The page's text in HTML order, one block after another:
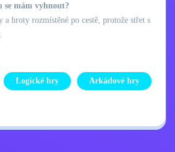
se mám vyhnout?
a hroty rozmístěné po cestě, protože střet s
Logické hry Arkádové hry